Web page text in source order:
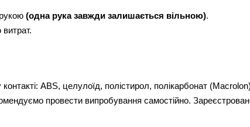
(одна рука завжди залишається вільною).
ABS, целулоїд, полістирол, полікарбонат
провести випробування самостійно.